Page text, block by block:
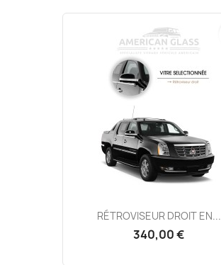
RÉTROVISEUR DROIT EN...
340,00 €